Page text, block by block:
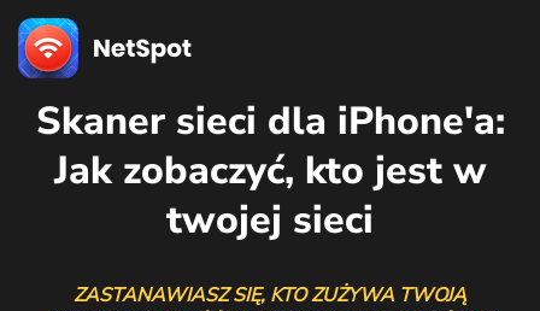
Skaner sieci dla iPhone'a:
Jak zobaczyć, kto jest w
twojej sieci
ZASTANAWIASZ SIĘ, KTO ZUŻYWA TWOJĄ